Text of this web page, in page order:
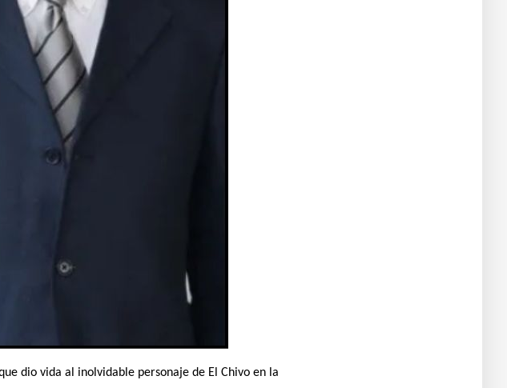
dio vida al inolvidable personaje de El Chivo en la